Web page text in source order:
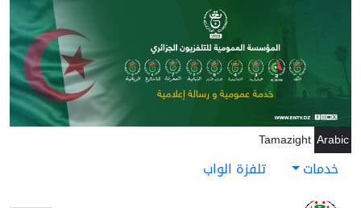
تجاوز إلى المحتوى الرئيسي
Arabic
Tamazight
خدمات تلفزة الواب